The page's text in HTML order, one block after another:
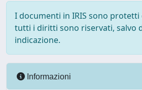
I documenti in IRIS sono
tutti i diritti sono riservati, salvo
indicazione.
Informazioni